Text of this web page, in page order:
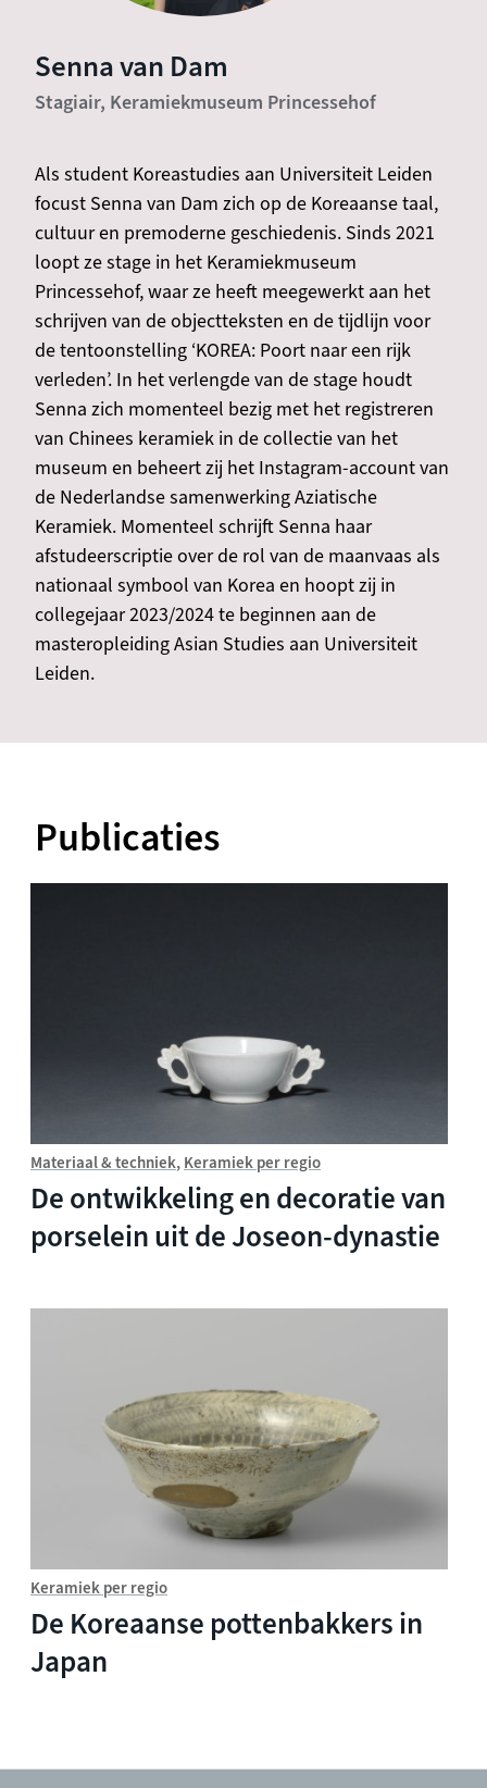
Senna van Dam
Stagiair, Keramiekmuseum Princessehof
Als student Koreastudies aan Universiteit Leiden
focust Senna van Dam zich op de Koreaanse taal,
cultuur en premoderne geschiedenis. Sinds 2021
loopt ze stage in het Keramiekmuseum
Princessehof, waar ze heeft meegewerkt aan het
schrijven van de objectteksten en de tijdlijn voor
de tentoonstelling ‘KOREA: Poort naar een rijk
verleden’. In het verlengde van de stage houdt
Senna zich momenteel bezig met het registreren
van Chinees keramiek in de collectie van het
museum en beheert zij het Instagram-account van
de Nederlandse samenwerking Aziatische
Keramiek. Momenteel schrijft Senna haar
afstudeerscriptie over de rol van de maanvaas als
nationaal symbool van Korea en hoopt zij in
collegejaar 2023/2024 te beginnen aan de
masteropleiding Asian Studies aan Universiteit
Leiden.
Publicaties
Materiaal & techniek Keramiek per regio
De ontwikkeling en decoratie van
porselein uit de Joseon-dynastie
Keramiek per regio
De Koreaanse pottenbakkers in
Japan